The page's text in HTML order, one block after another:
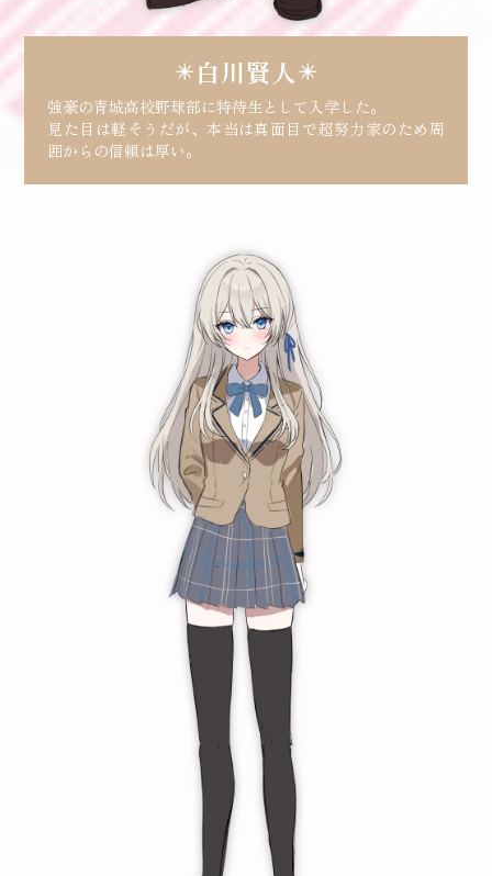
白川賢人
強豪の青城高校野球部に特待生として入学した。
見た目は軽そうだが、本当は真面目で超努力家のため周
囲からの信頼は厚い。